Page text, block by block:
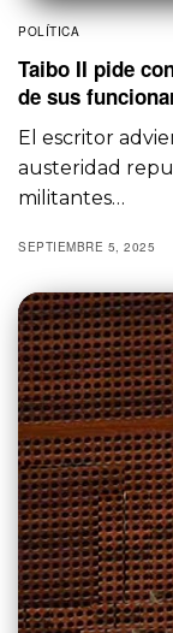
POLÍTICA
Taibo II pide
de sus
El escritor
austeridad
militantes…
SEPTIEMBRE 5, 2025